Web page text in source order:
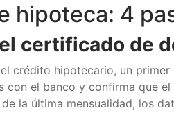
hipoteca: 4
certificado de
crédito hipotecario, un primer
con el banco y confirma que
la última mensualidad, los